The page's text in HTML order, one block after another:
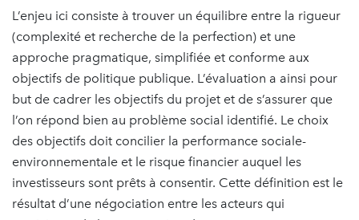
L’enjeu ici consiste à trouver un équilibre entre la rigueur
(complexité et recherche de la perfection) et une
approche pragmatique, simplifiée et conforme aux
objectifs de politique publique. L’évaluation a ainsi pour
but de cadrer les objectifs du projet et de s’assurer que
l’on répond bien au problème social identifié. Le choix
des objectifs doit concilier la performance sociale-
environnementale et le risque financier auquel les
investisseurs sont prêts à consentir. Cette définition est le
résultat d’une négociation entre les acteurs qui